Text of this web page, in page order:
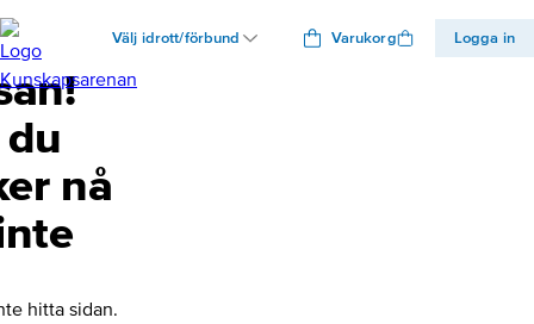
Välj idrott/förbund Varukorg Logga in
nå
hitta sidan.